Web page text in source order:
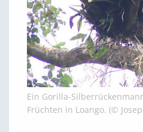
Ein Gorilla-
Früchten in Loango. (©